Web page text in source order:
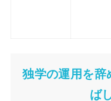
独学の運用を
ば